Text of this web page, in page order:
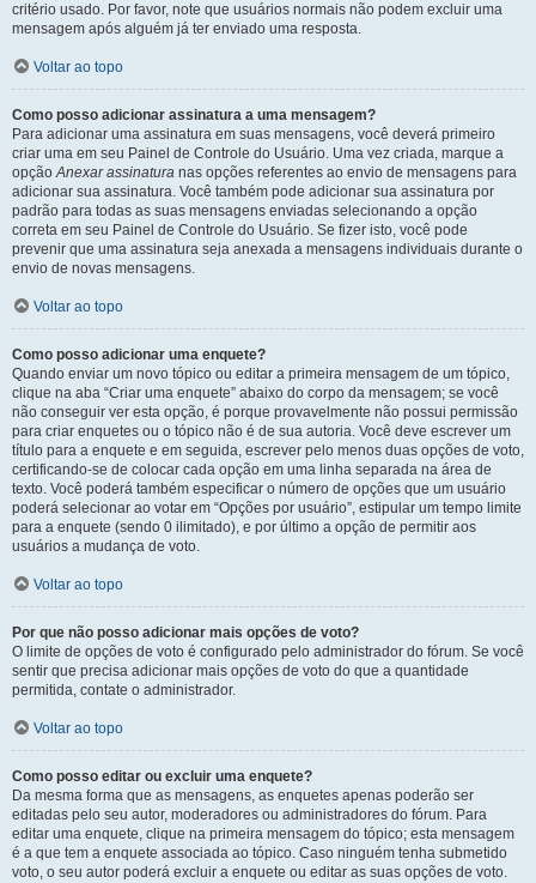
critério usado. Por favor, note que usuários normais não podem excluir uma
mensagem após alguém já ter enviado uma resposta.
Voltar ao topo
Como posso adicionar assinatura a uma mensagem?
Para adicionar uma assinatura em suas mensagens, você deverá primeiro
criar uma em seu Painel de Controle do Usuário. Uma vez criada, marque a
opçãoAnexar assinatura nas opções referentes ao envio de mensagens para
adicionar sua assinatura. Você também pode adicionar sua assinatura por
padrão para todas as suas mensagens enviadas selecionando a opção
correta em seu Painel de Controle do Usuário. Se fizer isto, você pode
prevenir que uma assinatura seja anexada a mensagens individuais durante o
envio de novas mensagens.
Voltar ao topo
Como posso adicionar uma enquete?
Quando enviar um novo tópico ou editar a primeira mensagem de um tópico,
clique na aba “Criar uma enquete” abaixo do corpo da mensagem; se você
não conseguir ver esta opção, é porque provavelmente não possui permissão
para criar enquetes ou o tópico não é de sua autoria. Você deve escrever um
título para a enquete e em seguida, escrever pelo menos duas opções de voto,
certificando-se de colocar cada opção em uma linha separada na área de
texto. Você poderá também especificar o número de opções que um usuário
poderá selecionar ao votar em “Opções por usuário”, estipular um tempo limite
para a enquete (sendo 0 ilimitado), e por último a opção de permitir aos
usuários a mudança de voto.
Voltar ao topo
Por que não posso adicionar mais opções de voto?
O limite de opções de voto é configurado pelo administrador do fórum. Se você
sentir que precisa adicionar mais opções de voto do que a quantidade
permitida, contate o administrador.
Voltar ao topo
Como posso editar ou excluir uma enquete?
Da mesma forma que as mensagens, as enquetes apenas poderão ser
editadas pelo seu autor, moderadores ou administradores do fórum. Para
editar uma enquete, clique na primeira mensagem do tópico; esta mensagem
é a que tem a enquete associada ao tópico. Caso ninguém tenha submetido
voto, o seu autor poderá excluir a enquete ou editar as suas opções de voto.